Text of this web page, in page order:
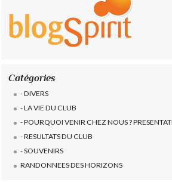
Catégories
- DIVERS
- LA VIE DU CLUB
- POURQUOI VENIR CHEZ NOUS ?
- RESULTATS DU CLUB
- SOUVENIRS
RANDONNEES DES HORIZONS